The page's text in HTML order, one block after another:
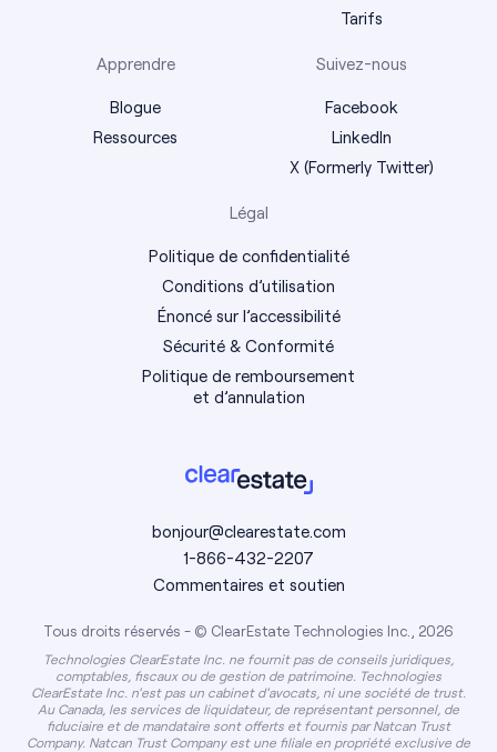
bonjour@clearestate.com
1-866-432-2207
Commentaires et soutien
Tous droits réservés - © ClearEstate Technologies Inc., 2026
Technologies ClearEstate Inc. ne fournit pas de conseils juridiques,
comptables, fiscaux ou de gestion de patrimoine. Technologies
ClearEstate Inc. n'est pas un cabinet d'avocats, ni une société de trust.
Au Canada, les services de liquidateur, de représentant personnel, de
fiduciaire et de mandataire sont offerts et fournis par Natcan Trust
Company. Natcan Trust Company est une filiale en propriété exclusive de
Tarifs
Apprendre
Blogue
Ressources
Suivez-nous
Facebook
LinkedIn
X (Formerly Twitter)
Légal
Politique de confidentialité
Conditions d’utilisation
Énoncé sur l’accessibilité
Sécurité & Conformité
Politique de remboursement
et d’annulation